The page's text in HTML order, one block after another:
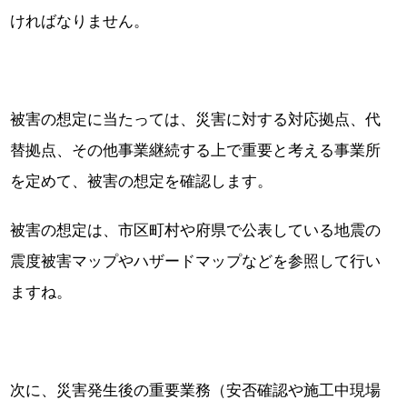
ければなりません。
被害の想定に当たっては、災害に対する対応拠点、代
替拠点、その他事業継続する上で重要と考える事業所
を定めて、被害の想定を確認します。
被害の想定は、市区町村や府県で公表している地震の
震度被害マップやハザードマップなどを参照して行い
ますね。
次に、災害発生後の重要業務（安否確認や施工中現場